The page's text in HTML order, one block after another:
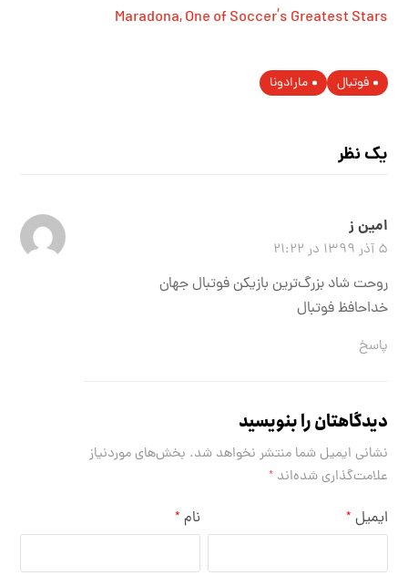
Maradona, One of Soccer’s Greatest Stars
فوتبال مارادونا
یک نظر
امین ز
۵ آذر ۱۳۹۹ در ۲۱:۲۲
روحت شاد بزرگ‌ترین بازیکن فوتبال جهان
خداحافظ فوتبال
پاسخ
دیدگاهتان را بنویسید
نشانی ایمیل شما منتشر نخواهد شد. بخش‌های موردنیاز
علامت‌گذاری شده‌اند*
نام * ایمیل *